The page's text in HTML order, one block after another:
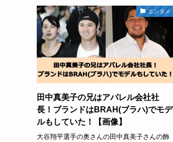
エンタメ
田中真美子の兄はアパレル会社社
長！ブランドはBRAH(ブラハ)でモデ
ルもしていた！【画像】
大谷翔平選手の奥さんの田中真美子さんの飾